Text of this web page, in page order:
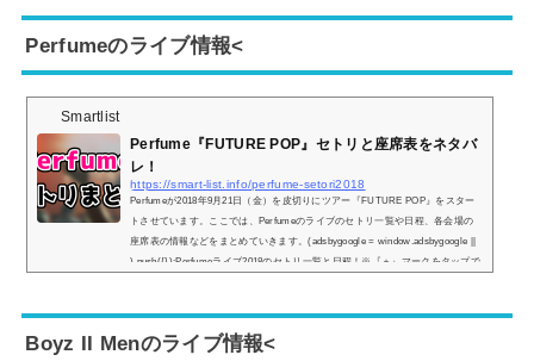
空か？9.君の名は希望10.いつかできるから今日できる11.きっかけ12....
Perfumeのライブ情報<
Smartlist
Perfume『FUTURE POP』セトリと座席表をネタバ
レ！
https://smart-list.info/perfume-setori2018
Perfumeが2018年9月21日（金）を皮切りにツアー『FUTURE POP』をスター
トさせています。ここでは、Perfumeのライブのセトリ一覧や日程、各会場の
座席表の情報などをまとめていきます。(adsbygoogle = window.adsbygoogle ||
).push({});Perfumeライブ2018のセトリ一覧と日程！※『＋』マークをタップで
8....
Boyz II Menのライブ情報<